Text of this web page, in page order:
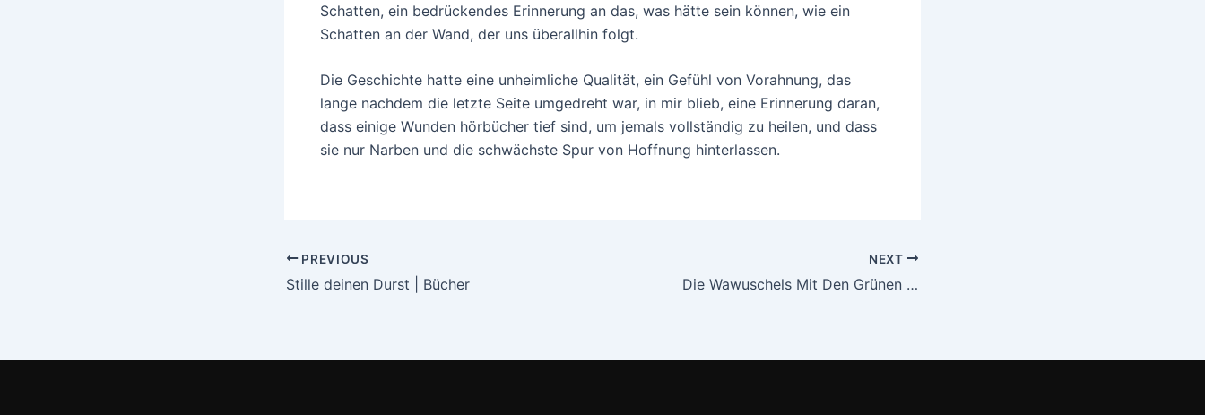
Schatten, ein bedrückendes Erinnerung an das, was hätte sein können, wie ein
Schatten an der Wand, der uns überallhin folgt.
Die Geschichte hatte eine unheimliche Qualität, ein Gefühl von Vorahnung, das
lange nachdem die letzte Seite umgedreht war, in mir blieb, eine Erinnerung daran,
dass einige Wunden hörbücher tief sind, um jemals vollständig zu heilen, und dass
sie nur Narben und die schwächste Spur von Hoffnung hinterlassen.
PREVIOUS
Stille deinen Durst | Bücher
NEXT
Die Wawuschels Mit Den Grünen Haaren: Ab 5 Jahren : (EPUB, E-Book)